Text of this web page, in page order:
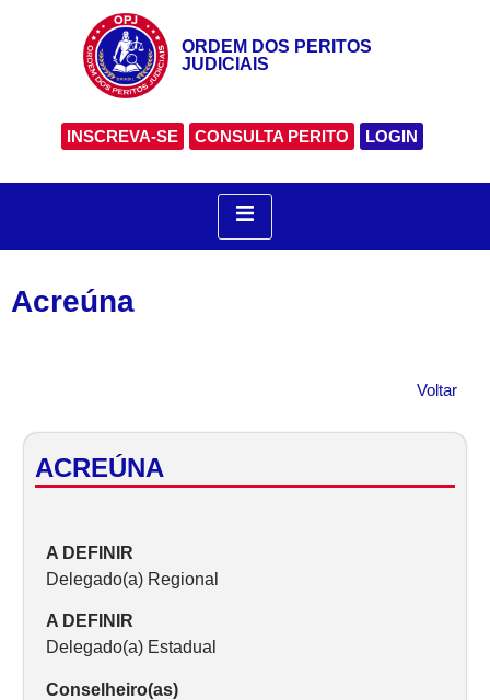
ORDEM DOS PERITOS
JUDICIAIS
INSCREVA-SE CONSULTA PERITO LOGIN
Acreúna
Voltar
ACREÚNA
A DEFINIR
Delegado(a) Regional
A DEFINIR
Delegado(a) Estadual
Conselheiro(as)